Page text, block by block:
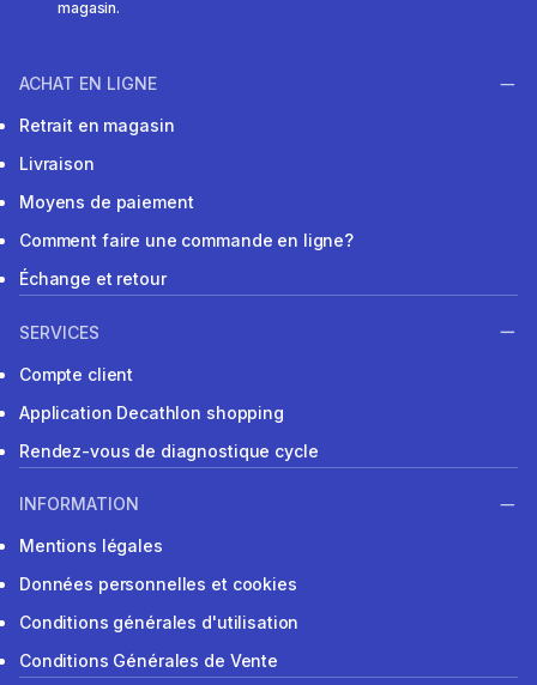
magasin.
ACHAT EN LIGNE
Retrait en magasin
Livraison
Moyens de paiement
Comment faire une commande en ligne?
Échange et retour
SERVICES
Compte client
Application Decathlon shopping
Rendez-vous de diagnostique cycle
INFORMATION
Mentions légales
Données personnelles et cookies
Conditions générales d'utilisation
Conditions Générales de Vente